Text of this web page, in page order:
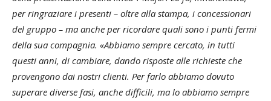
per ringraziare i presenti – oltre alla stampa, i concessionari
del gruppo – ma anche per ricordare quali sono i punti fermi
della sua compagnia. «Abbiamo sempre cercato, in tutti
questi anni, di cambiare, dando risposte alle richieste che
provengono dai nostri clienti. Per farlo abbiamo dovuto
superare diverse fasi, anche difficili, ma lo abbiamo sempre